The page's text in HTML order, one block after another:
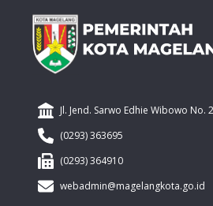
Jl. Jend. Sarwo Edhie Wibowo No.
(0293) 363695
(0293) 364910
webadmin@magelangkota.go.id